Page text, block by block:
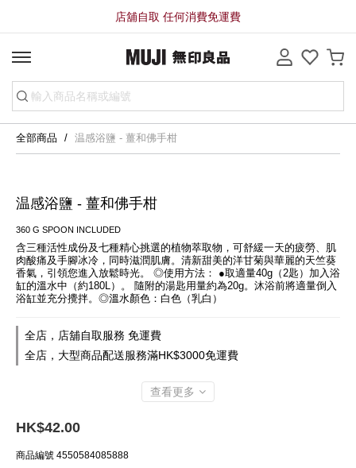
店舖自取 任何消費免運費
全部商品 温感浴鹽 - 薑和佛手柑
温感浴鹽 - 薑和佛手柑
360 G SPOON INCLUDED
含三種活性成份及七種精心挑選的植物萃取物，可舒緩一天的疲勞、肌
肉酸痛及手腳冰冷，同時滋潤肌膚。清新甜美的洋甘菊與華麗的天竺葵
香氣，引領您進入放鬆時光。 ◎使用方法： ●取適量40g（2匙）加入浴
缸的溫水中（約180L）。 隨附的湯匙用量約為20g。沐浴前將適量倒入
浴缸並充分攪拌。◎溫水顏色：白色（乳白）
全店，店舖自取服務 免運費
全店，大型商品配送服務滿HK$3000免運費
查看更多
HK$42.00
商品編號 4550584085888